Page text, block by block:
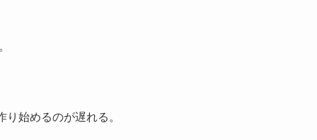
始めるのが遅れる。